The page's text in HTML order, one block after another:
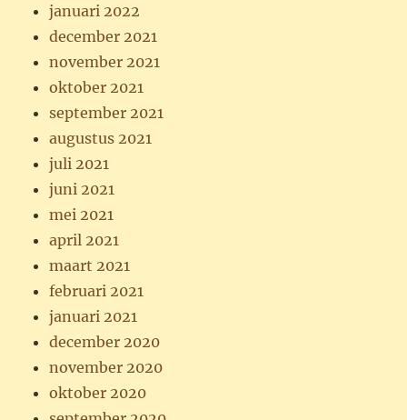
januari 2022
december 2021
november 2021
oktober 2021
september 2021
augustus 2021
juli 2021
juni 2021
mei 2021
april 2021
maart 2021
februari 2021
januari 2021
december 2020
november 2020
oktober 2020